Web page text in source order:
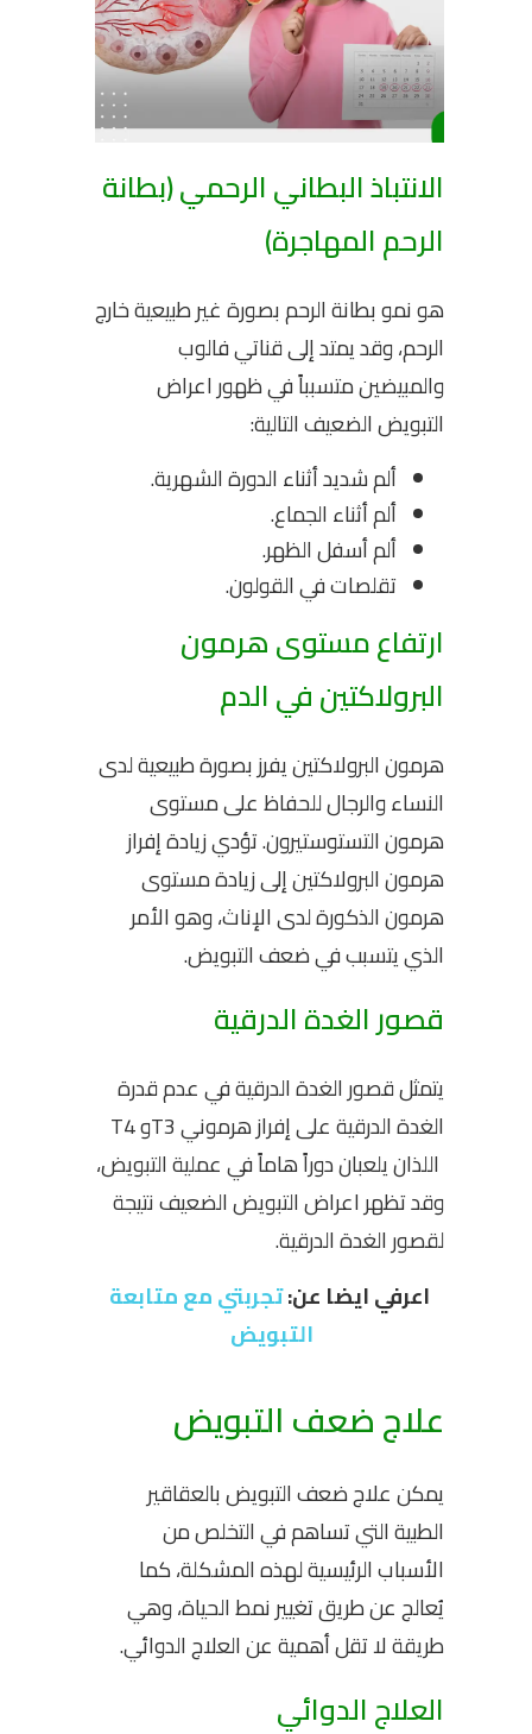
الانتباذ البطاني الرحمي (بطانة
الرحم المهاجرة)
هو نمو بطانة الرحم بصورة غير طبيعية خارج
الرحم، وقد يمتد إلى قناتي فالوب
والمبيضين متسبباً في ظهور اعراض
التبويض الضعيف التالية:
ألم شديد أثناء الدورة الشهرية.
ألم أثناء الجماع.
ألم أسفل الظهر.
تقلصات في القولون.
ارتفاع مستوى هرمون
البرولاكتين في الدم
هرمون البرولاكتين يفرز بصورة طبيعية لدى
النساء والرجال للحفاظ على مستوى
هرمون التستوستيرون. تؤدي زيادة إفراز
هرمون البرولاكتين إلى زيادة مستوى
هرمون الذكورة لدى الإناث، وهو الأمر
الذي يتسبب في ضعف التبويض.
قصور الغدة الدرقية
يتمثل قصور الغدة الدرقية في عدم قدرة
الغدة الدرقية على إفراز هرموني T3و T4
اللذان يلعبان دوراً هاماً في عملية التبويض،
وقد تظهر اعراض التبويض الضعيف نتيجة
لقصور الغدة الدرقية.
اعرفي ايضا عن:تجربتي مع متابعة
التبويض
علاج ضعف التبويض
يمكن علاج ضعف التبويض بالعقاقير
الطبية التي تساهم في التخلص من
الأسباب الرئيسية لهذه المشكلة، كما
يُعالج عن طريق تغيير نمط الحياة، وهي
طريقة لا تقل أهمية عن العلاج الدوائي.
العلاج الدوائي